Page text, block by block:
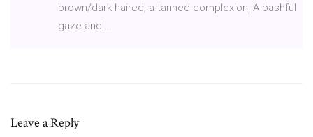
brown/dark-haired, a tanned complexion, A bashful
gaze and …
Leave a Reply